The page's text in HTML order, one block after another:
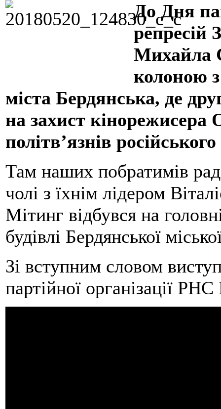
До Дня
репресій
Михайла
колоною з
міста Бердянська, де
на захист
політв’язнів
Там наших побратимів
чолі з їхнім лідером
Мітинг відбувся на
будівлі Бердянської
Зі вступним словом
партійної організації